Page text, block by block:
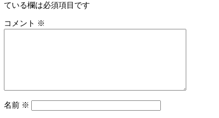
ている欄は必須項目です
コメント ※
名前 ※